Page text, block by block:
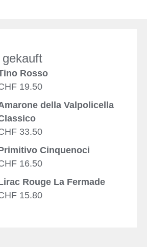
Rosso
19.50
della Valpolicella
33.50
Cinquenoci
16.50
Rouge La Fermade
15.80